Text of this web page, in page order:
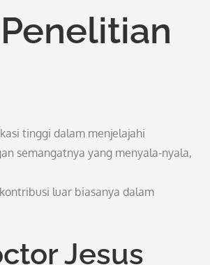
tinggi dalam menjelajahi
semangatnya yang menyala-nyala,
luar biasanya dalam
Jesus